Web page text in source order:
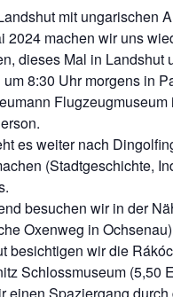
mit ungarischen
2024 machen wir uns
dieses Mal in Landshut
um 8:30 Uhr morgens in
es weiter nach
(Stadtgeschichte,
besuchen wir in der
Oxenweg in
besichtigen wir die
Schlossmuseum (5,50